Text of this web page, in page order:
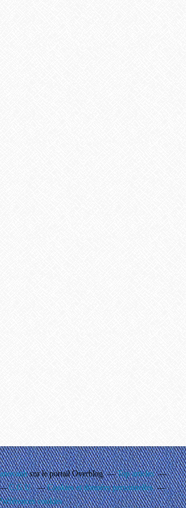
sur le portail Overblog
Top articles
C.G.U.
Cookies et données personnelles
cookies